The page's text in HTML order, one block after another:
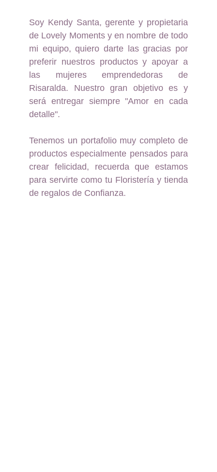
Soy Kendy Santa, gerente y propietaria
de Lovely Moments y en nombre de todo
mi equipo, quiero darte las gracias por
preferir nuestros productos y apoyar a
las mujeres emprendedoras de
Risaralda. Nuestro gran objetivo es y
será entregar siempre "Amor en cada
detalle".
Tenemos un portafolio muy completo de
productos especialmente pensados para
crear felicidad, recuerda que estamos
para servirte como tu Floristería y tienda
de regalos de Confianza.